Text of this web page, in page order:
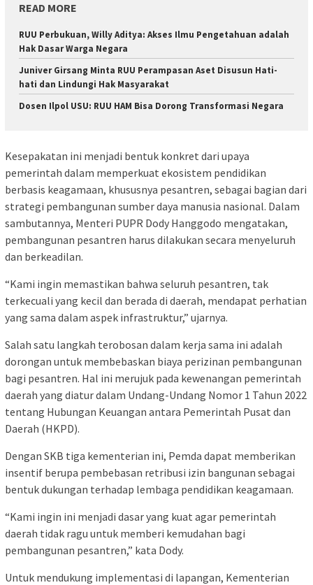
READ MORE
RUU Perbukuan, Willy Aditya: Akses Ilmu Pengetahuan adalah
Hak Dasar Warga Negara
Juniver Girsang Minta RUU Perampasan Aset Disusun Hati-
hati dan Lindungi Hak Masyarakat
Dosen Ilpol USU: RUU HAM Bisa Dorong Transformasi Negara
Kesepakatan ini menjadi bentuk konkret dari upaya
pemerintah dalam memperkuat ekosistem pendidikan
berbasis keagamaan, khususnya pesantren, sebagai bagian dari
strategi pembangunan sumber daya manusia nasional. Dalam
sambutannya, Menteri PUPR Dody Hanggodo mengatakan,
pembangunan pesantren harus dilakukan secara menyeluruh
dan berkeadilan.
“Kami ingin memastikan bahwa seluruh pesantren, tak
terkecuali yang kecil dan berada di daerah, mendapat perhatian
yang sama dalam aspek infrastruktur,” ujarnya.
Salah satu langkah terobosan dalam kerja sama ini adalah
dorongan untuk membebaskan biaya perizinan pembangunan
bagi pesantren. Hal ini merujuk pada kewenangan pemerintah
daerah yang diatur dalam Undang-Undang Nomor 1 Tahun 2022
tentang Hubungan Keuangan antara Pemerintah Pusat dan
Daerah (HKPD).
Dengan SKB tiga kementerian ini, Pemda dapat memberikan
insentif berupa pembebasan retribusi izin bangunan sebagai
bentuk dukungan terhadap lembaga pendidikan keagamaan.
“Kami ingin ini menjadi dasar yang kuat agar pemerintah
daerah tidak ragu untuk memberi kemudahan bagi
pembangunan pesantren,” kata Dody.
Untuk mendukung implementasi di lapangan, Kementerian